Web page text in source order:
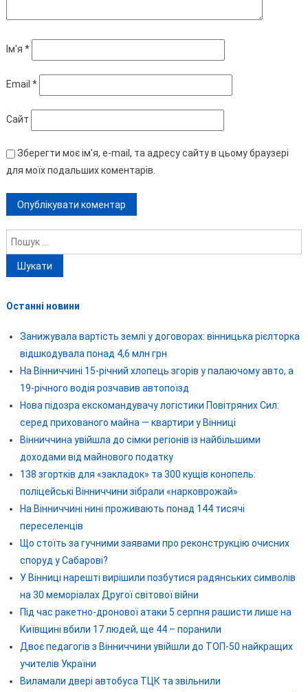
Ім'я *
Email *
Сайт
Зберегти моє ім'я, e-mail, та адресу сайту в цьому браузері
для моїх подальших коментарів.
Пошук:
Останні новини
Занижувала вартість землі у договорах: вінницька рієлторка
відшкодувала понад 4,6 млн грн
На Вінниччині 15-річний хлопець згорів у палаючому авто, а
19-річного водія розчавив автопоїзд
Нова підозра екскомандувачу логістики Повітряних Сил:
серед прихованого майна — квартири у Вінниці
Вінниччина увійшла до сімки регіонів із найбільшими
доходами від майнового податку
138 згортків для «закладок» та 300 кущів конопель:
поліцейські Вінниччини зібрали «нарковрожай»
На Вінниччині нині проживають понад 144 тисячі
переселенців
Що стоїть за гучними заявами про реконструкцію очисних
споруд у Сабарові?
У Вінниці нарешті вирішили позбутися радянських символів
на 30 меморіалах Другої світової війни
Під час ракетно-дронової атаки 5 серпня рашисти лише на
Київщині вбили 17 людей, ще 44 – поранили
Двоє педагогів з Вінниччини увійшли до ТОП-50 найкращих
учителів України
Виламали двері автобуса ТЦК та звільнили